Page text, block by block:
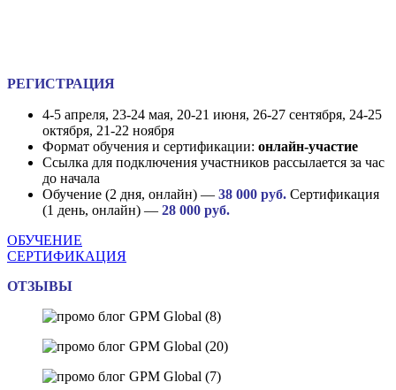
РЕГИСТРАЦИЯ
4-5 апреля, 23-24 мая, 20-21 июня, 26-27 сентября, 24-25
октября, 21-22 ноября
Формат обучения и сертификации: онлайн-участие
Ссылка для подключения участников рассылается за час
до начала
Обучение (2 дня, онлайн) — 38 000 руб. Сертификация
(1 день, онлайн) — 28 000 руб.
ОБУЧЕНИЕ
СЕРТИФИКАЦИЯ
ОТЗЫВЫ